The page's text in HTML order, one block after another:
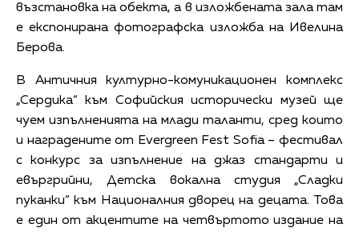
възстановка на обекта, а в изложбената зала там
е експонирана фотографска изложба на Ивелина
Берова.
В Античния културно-комуникационен комплекс
„Сердика“ към Софийския исторически музей ще
чуем изпълненията на млади таланти, сред които
и наградените от Evergreen Fest Sofia – фестивал
с конкурс за изпълнение на джаз стандарти и
евъргрийни, Детска вокална студия „Сладки
пуканки“ към Националния дворец на децата. Това
е един от акцентите на четвъртото издание на